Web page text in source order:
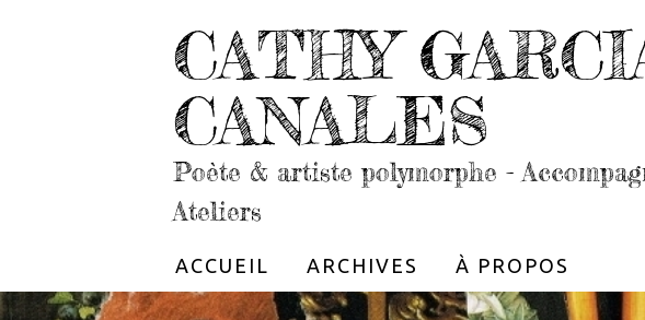
CATHY
CANALES
Poète & artiste polymorphe -
Ateliers
ACCUEIL ARCHIVES À PROPOS